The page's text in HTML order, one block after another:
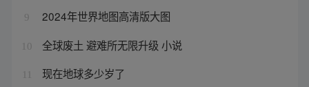
9 2024年世界地图高清版大图
10 全球废土 避难所无限升级 小说
现在地球多少岁了